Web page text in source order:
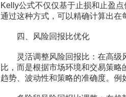
Kelly公式不仅仅基于止损和止盈
通过这种方式，可以精确计算出在
四、风险回报比优化
灵活调整风险回报比：在高级
比，而是根据市场环境和交易策
趋势、波动性和策略的准确度。例